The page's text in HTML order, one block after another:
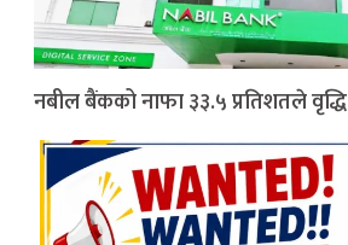
नबील बैंकको नाफा ३३.५ प्रतिशतले वृद्धि